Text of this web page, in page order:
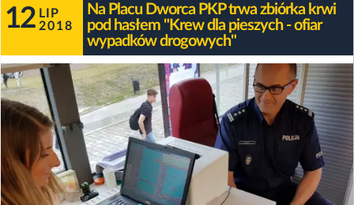
12 LIP
2018
Na Placu Dworca PKP trwa zbiórka krwi
pod hasłem "Krew dla pieszych - ofiar
wypadków drogowych"